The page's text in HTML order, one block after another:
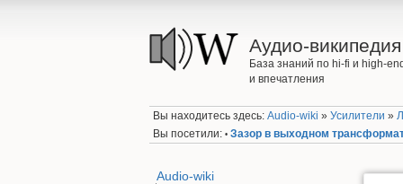
Аудио-википедия
База знаний по hi-fi и high-
и впечатления
Вы находитесь здесь:Audio-wiki »Усилители »
Вы посетили: • Зазор в выходном
Audio-wiki